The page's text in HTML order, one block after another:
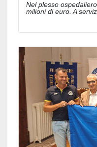
Nel plesso
milioni di euro. A